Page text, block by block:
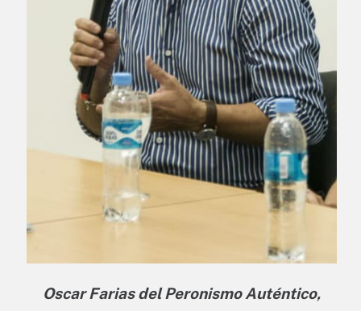
Oscar Farias del Peronismo Auténtico,